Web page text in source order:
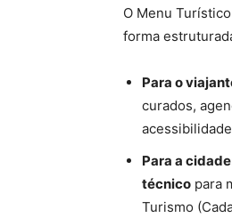
O Menu
forma
Para o
curados,
Para a
técnico para
Turismo